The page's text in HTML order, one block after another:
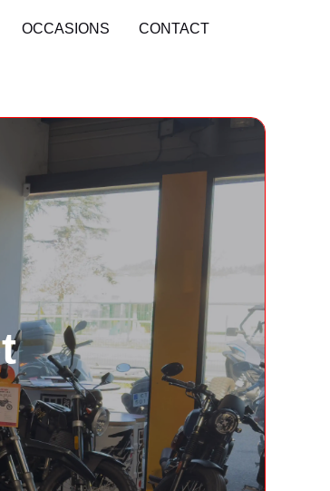
OCCASIONS CONTACT